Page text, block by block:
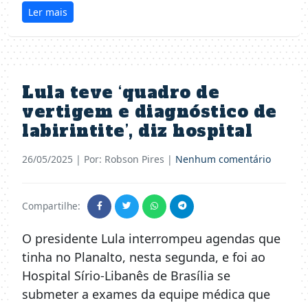
Ler mais
Lula teve ‘quadro de
vertigem e diagnóstico de
labirintite’, diz hospital
26/05/2025 | Por: Robson Pires | Nenhum comentário
Compartilhe:
O presidente Lula interrompeu agendas que
tinha no Planalto, nesta segunda, e foi ao
Hospital Sírio-Libanês de Brasília se
submeter a exames da equipe médica que